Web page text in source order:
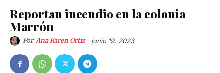
Reportan incendio en la colonia
Marrón
Por Ana Karen Ortiz junio 19, 2023